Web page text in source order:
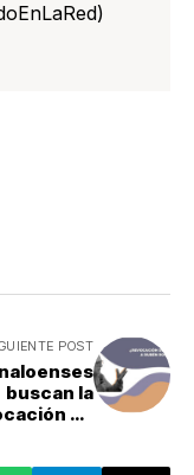
POST
buscan la
de